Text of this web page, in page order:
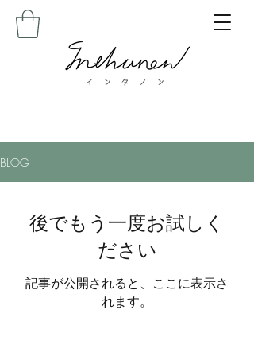
BLOG
後でもう一度お試しく
ださい
記事が公開されると、ここに表示さ
れます。